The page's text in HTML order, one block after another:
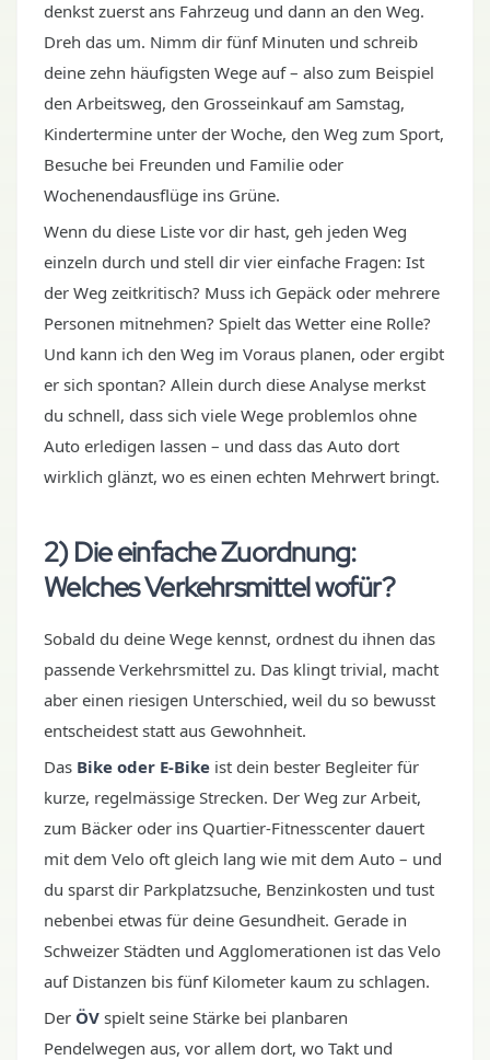
denkst zuerst ans Fahrzeug und dann an den Weg.
Dreh das um. Nimm dir fünf Minuten und schreib
deine zehn häufigsten Wege auf – also zum Beispiel
den Arbeitsweg, den Grosseinkauf am Samstag,
Kindertermine unter der Woche, den Weg zum Sport,
Besuche bei Freunden und Familie oder
Wochenendausflüge ins Grüne.
Wenn du diese Liste vor dir hast, geh jeden Weg
einzeln durch und stell dir vier einfache Fragen: Ist
der Weg zeitkritisch? Muss ich Gepäck oder mehrere
Personen mitnehmen? Spielt das Wetter eine Rolle?
Und kann ich den Weg im Voraus planen, oder ergibt
er sich spontan? Allein durch diese Analyse merkst
du schnell, dass sich viele Wege problemlos ohne
Auto erledigen lassen – und dass das Auto dort
wirklich glänzt, wo es einen echten Mehrwert bringt.
2) Die einfache Zuordnung:
Welches Verkehrsmittel wofür?
Sobald du deine Wege kennst, ordnest du ihnen das
passende Verkehrsmittel zu. Das klingt trivial, macht
aber einen riesigen Unterschied, weil du so bewusst
entscheidest statt aus Gewohnheit.
Das Bike oder E-Bike ist dein bester Begleiter für
kurze, regelmässige Strecken. Der Weg zur Arbeit,
zum Bäcker oder ins Quartier-Fitnesscenter dauert
mit dem Velo oft gleich lang wie mit dem Auto – und
du sparst dir Parkplatzsuche, Benzinkosten und tust
nebenbei etwas für deine Gesundheit. Gerade in
Schweizer Städten und Agglomerationen ist das Velo
auf Distanzen bis fünf Kilometer kaum zu schlagen.
Der ÖV spielt seine Stärke bei planbaren
Pendelwegen aus, vor allem dort, wo Takt und